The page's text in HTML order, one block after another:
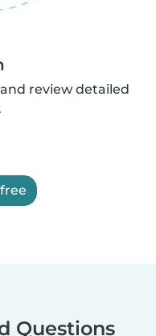
review detailed
Questions